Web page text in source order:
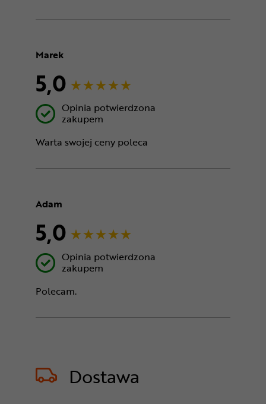
Marek
5,0
Opinia potwierdzona
zakupem
Warta swojej ceny poleca
Adam
5,0
Opinia potwierdzona
zakupem
Polecam.
Dostawa